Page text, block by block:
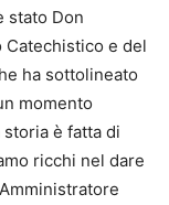
stato Don
Catechistico e del
ha sottolineato
momento
è fatta di
ricchi nel dare